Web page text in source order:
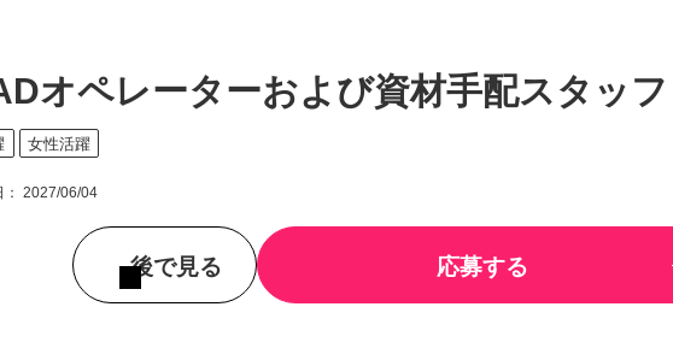
オペレーターおよび資材手配スタッフ
女性活躍
2027/06/04
後で見る 応募する